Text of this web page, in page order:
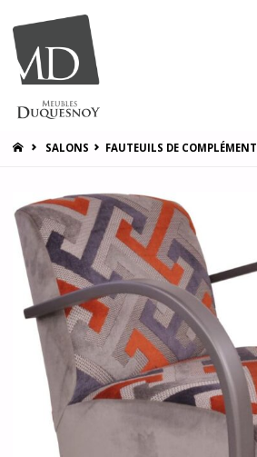
HOMESALONS FAUTEUILS DE COMPLÉMENT